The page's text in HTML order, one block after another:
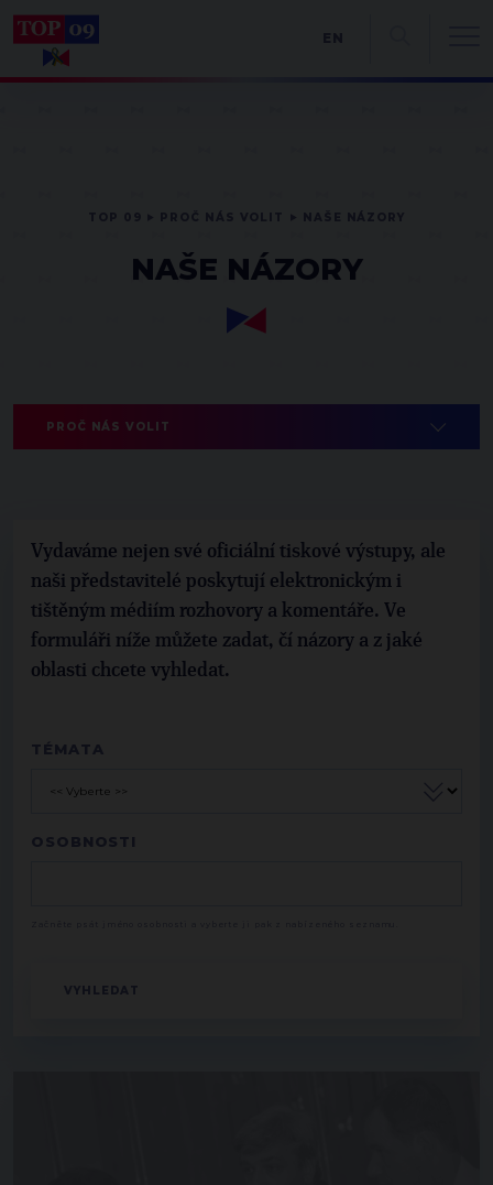
NAŠE NÁZORY
PROČ NÁS VOLIT
Vydaváme nejen své oficiální tiskové výstupy, ale
naši představitelé poskytují elektronickým i
tištěným médiím rozhovory a komentáře. Ve
formuláři níže můžete zadat, čí názory a z jaké
oblasti chcete vyhledat.
TÉMATA
OSOBNOSTI